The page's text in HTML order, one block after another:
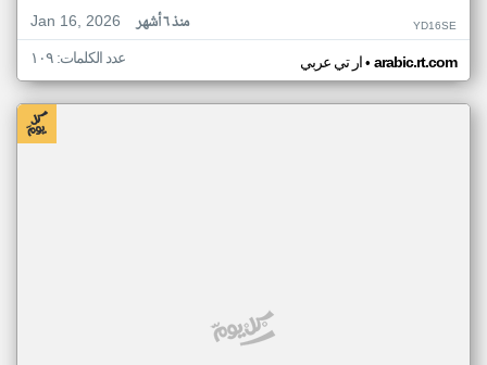
Jan 16, 2026
منذ ٦ أشهر YD16SE
ار تي عربي• arabic.rt.com عدد الكلمات: ١٠٩